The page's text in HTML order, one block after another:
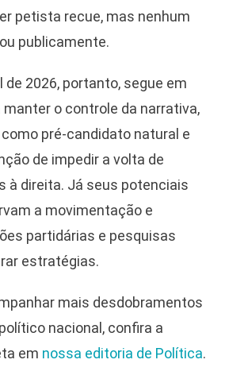
petista recue, mas nenhum
publicamente.
de 2026, portanto, segue em
o controle da narrativa,
pré-candidato natural e
de impedir a volta de
à direita. Já seus potenciais
a movimentação e
partidárias e pesquisas
estratégias.
mais desdobramentos
nacional, confira a
em nossa editoria de Política.